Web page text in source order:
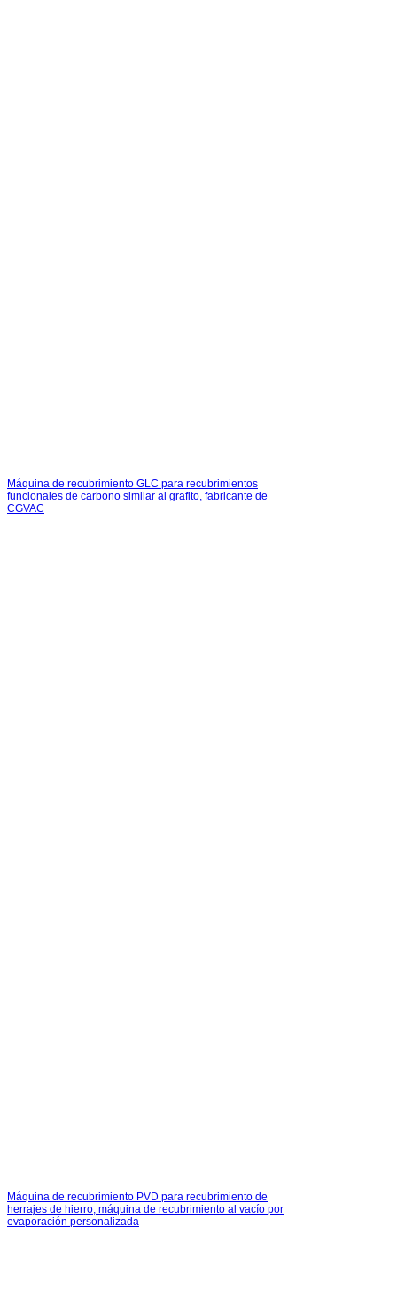
Máquina de recubrimiento GLC para recubrimientos
funcionales de carbono similar al grafito, fabricante de
CGVAC
Máquina de recubrimiento PVD para recubrimiento de
herrajes de hierro, máquina de recubrimiento al vacío por
evaporación personalizada